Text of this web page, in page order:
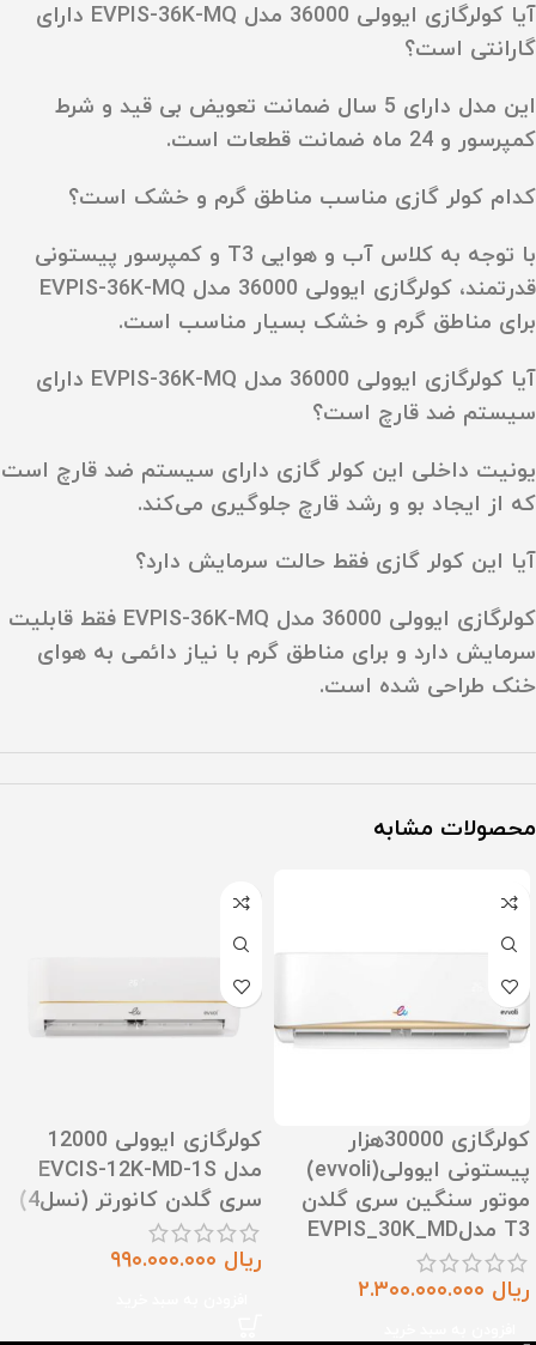
آیا کولرگازی ایوولی 36000 مدل EVPIS-36K-MQ دارای
گارانتی است؟
این مدل دارای 5 سال ضمانت تعویض بی‌ قید و شرط
کمپرسور و 24 ماه ضمانت قطعات است.
کدام کولر گازی مناسب مناطق گرم و خشک است؟
با توجه به کلاس آب و هوایی T3 و کمپرسور پیستونی
قدرتمند، کولرگازی ایوولی 36000 مدل EVPIS-36K-MQ
برای مناطق گرم و خشک بسیار مناسب است.
آیا کولرگازی ایوولی 36000 مدل EVPIS-36K-MQ دارای
سیستم ضد قارچ است؟
یونیت داخلی این کولر گازی دارای سیستم ضد قارچ است
که از ایجاد بو و رشد قارچ جلوگیری می‌کند.
آیا این کولر گازی فقط حالت سرمایش دارد؟
کولرگازی ایوولی 36000 مدل EVPIS-36K-MQ فقط قابلیت
سرمایش دارد و برای مناطق گرم با نیاز دائمی به هوای
خنک طراحی شده است.
محصولات مشابه
کولرگازی 30000هزار
پیستونی ایوولی(evvoli)
موتور سنگین سری گلدن
T3 مدلEVPIS_30K_MD
ریال
کولرگازی ایوولی 12000
مدل EVCIS-12K-MD-1S
سری گلدن کانورتر (نسل4)
ریال